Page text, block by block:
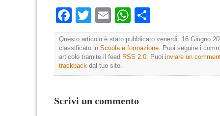
Facebook
TwitterEmailWhatsApp
Questo articolo è stato pubblicato venerdì, 16 Giugno
classificato in Scuola e formazione. Puoi seguire i
articolo tramite il feed RSS 2.0. Puoi inviare un
trackback dal tuo sito.
Scrivi un commento